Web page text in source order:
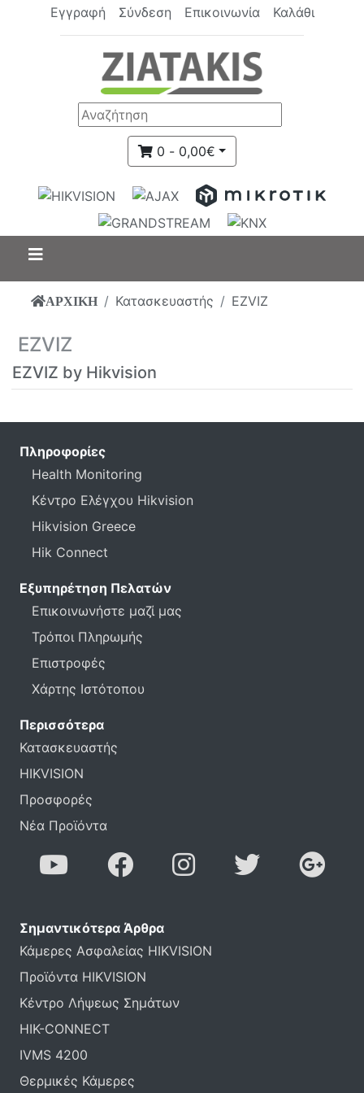
Εγγραφή Σύνδεση Επικοινωνία Καλάθι
0 - 0,00€
ΑΡΧΙΚΗ Κατασκευαστής EZVIZ
EZVIZ
EZVIZ by Hikvision
Πληροφορίες
Health Monitoring
Κέντρο Ελέγχου Hikvision
Hikvision Greece
Hik Connect
Εξυπηρέτηση Πελατών
Επικοινωνήστε μαζί μας
Τρόποι Πληρωμής
Επιστροφές
Χάρτης Ιστότοπου
Περισσότερα
Κατασκευαστής
HIKVISION
Προσφορές
Νέα Προϊόντα
Σημαντικότερα Άρθρα
Κάμερες Ασφαλείας HIKVISION
Προϊόντα HIKVISION
Κέντρο Λήψεως Σημάτων
HIK-CONNECT
IVMS 4200
Θερμικές Κάμερες